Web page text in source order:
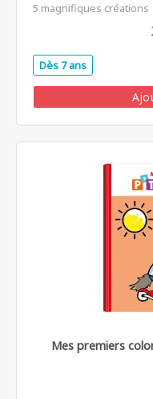
5 magnifiques créations
Dès 7 ans
Mes premiers